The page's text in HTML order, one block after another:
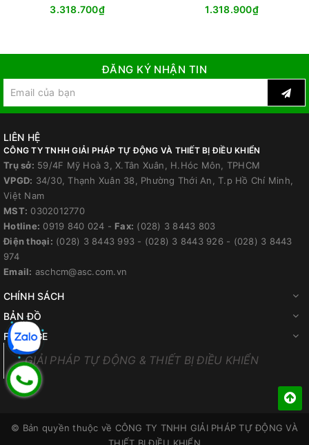
3.318.700₫
1.318.900₫
ĐĂNG KÝ NHẬN TIN
LIÊN HỆ
CÔNG TY TNHH GIẢI PHÁP TỰ ĐỘNG VÀ THIẾT BỊ ĐIỀU KHIỂN
Trụ sở: 59/4F Mỹ Hoà 3, X.Tân Xuân, H.Hóc Môn, TPHCM
VPGD: 34/30, Thạnh Xuân 38, Phường Thới An, T.p Hồ Chí Minh,
Việt Nam
MST: 0302012770
Hotline: 0919 840 024 - Fax: (028) 3 8443 803
Điện thoại: (028) 3 8443 993 - (028) 3 8443 926 - (028) 3 8443
974
Email: aschcm@asc.com.vn
CHÍNH SÁCH
BẢN ĐỒ
FANPAGE
GIẢI PHÁP TỰ ĐỘNG & THIẾT BỊ ĐIỀU KHIỂN
© Bản quyền thuộc về CÔNG TY TNHH GIẢI PHÁP TỰ ĐỘNG VÀ